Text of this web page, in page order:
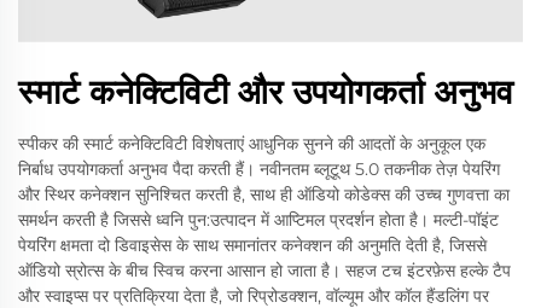
स्मार्ट कनेक्टिविटी और उपयोगकर्ता अनुभव
स्पीकर की स्मार्ट कनेक्टिविटी विशेषताएं आधुनिक सुनने की आदतों के अनुकूल एक
निर्बाध उपयोगकर्ता अनुभव पैदा करती हैं। नवीनतम ब्लूटूथ 5.0 तकनीक तेज़ पेयरिंग
और स्थिर कनेक्शन सुनिश्चित करती है, साथ ही ऑडियो कोडेक्स की उच्च गुणवत्ता का
समर्थन करती है जिससे ध्वनि पुन:उत्पादन में आप्टिमल प्रदर्शन होता है। मल्टी-पॉइंट
पेयरिंग क्षमता दो डिवाइसेस के साथ समानांतर कनेक्शन की अनुमति देती है, जिससे
ऑडियो स्रोत्स के बीच स्विच करना आसान हो जाता है। सहज टच इंटरफ़ेस हल्के टैप
और स्वाइप्स पर प्रतिक्रिया देता है, जो रिप्रोडक्शन, वॉल्यूम और कॉल हैंडलिंग पर